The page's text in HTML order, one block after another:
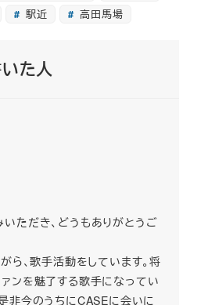
駅近 高田馬場
た人
ただき、どうもありがとうご
ら、歌手活動をしています。将
ンを魅了する歌手になってい
非今のうちにCASEに会いに